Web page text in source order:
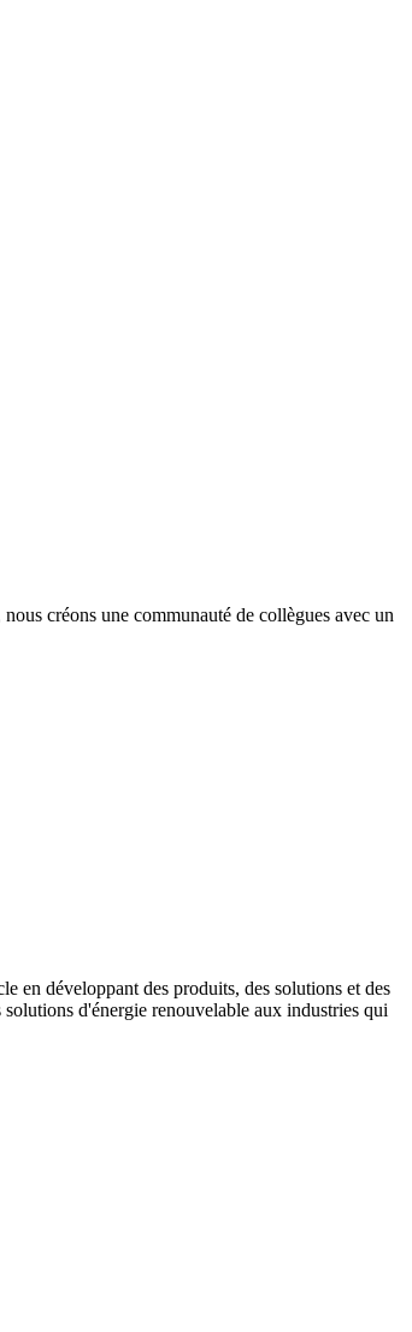
créons une communauté de collègues avec un
en développant des produits, des solutions et des
d'énergie renouvelable aux industries qui